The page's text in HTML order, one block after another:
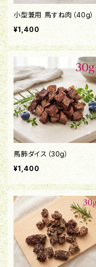
小型兼用 馬すね肉（40g）
¥1,400
馬肺ダイス（30g）
¥1,400